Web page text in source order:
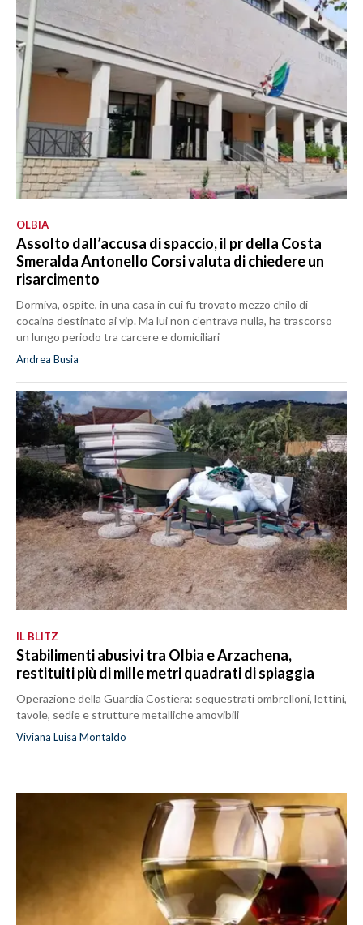
OLBIA
Assolto dall’accusa di spaccio, il pr della Costa
Smeralda Antonello Corsi valuta di chiedere un
risarcimento
Dormiva, ospite, in una casa in cui fu trovato mezzo chilo di
cocaina destinato ai vip. Ma lui non c’entrava nulla, ha trascorso
un lungo periodo tra carcere e domiciliari
Andrea Busia
IL BLITZ
Stabilimenti abusivi tra Olbia e Arzachena,
restituiti più di mille metri quadrati di spiaggia
Operazione della Guardia Costiera: sequestrati ombrelloni, lettini,
tavole, sedie e strutture metalliche amovibili
Viviana Luisa Montaldo